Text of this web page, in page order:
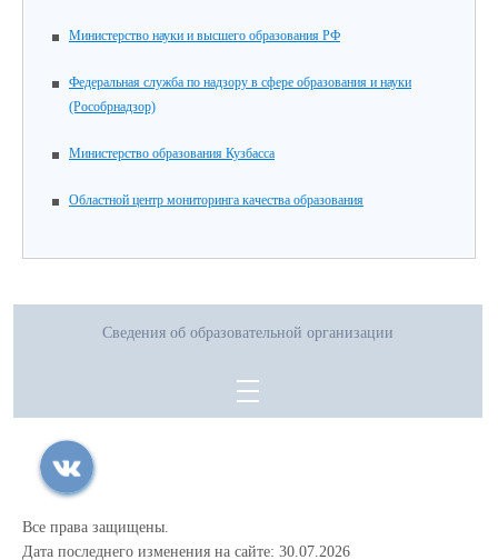
Министерство науки и высшего образования РФ
Федеральная служба по надзору в сфере образования и науки
(Рособрнадзор)
Министерство образования Кузбасса
Областной центр мониторинга качества образования
Сведения об образовательной организации
Все права защищены.
Дата последнего изменения на сайте: 30.07.2026